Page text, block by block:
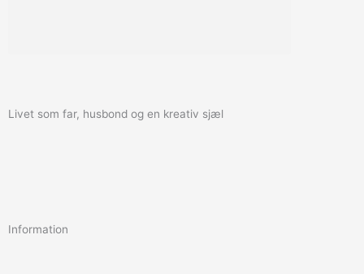
Livet som far, husbond og en kreativ sjæl
a
Information